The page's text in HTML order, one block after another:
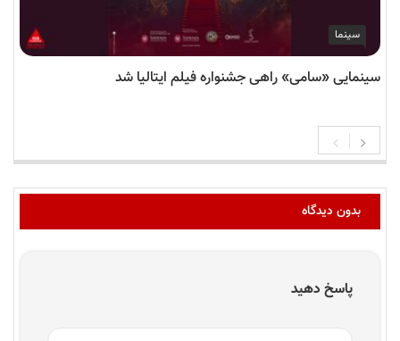
سینما
سینمایی «سامی» راهی جشنواره فیلم‌ ایتالیا شد
بدون دیدگاه
پاسخ دهید